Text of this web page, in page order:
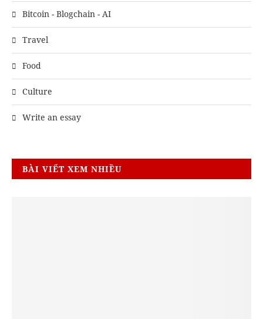
Bitcoin - Blogchain - AI
Travel
Food
Culture
Write an essay
BÀI VIẾT XEM NHIỀU